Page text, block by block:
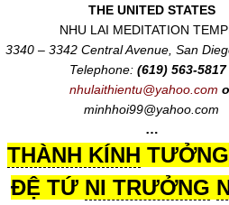
THE UNITED STATES
NHU LAI MEDITATION
3340 – 3342 Central Avenue, San
Telephone: (619) 563-5817
nhulaithientu@yahoo.com
minhhoi99@yahoo.com
…
THÀNH KÍNH
ĐỆ TỨ NI TRƯỞNG